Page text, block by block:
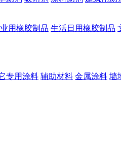
用橡胶制品 生活日用橡胶制品
专用涂料 辅助材料 金属涂料 墙